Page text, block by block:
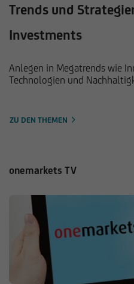
Trends und
Investments
Anlegen in Megatrends wie
Technologien und
ZU DEN THEMEN
onemarkets TV